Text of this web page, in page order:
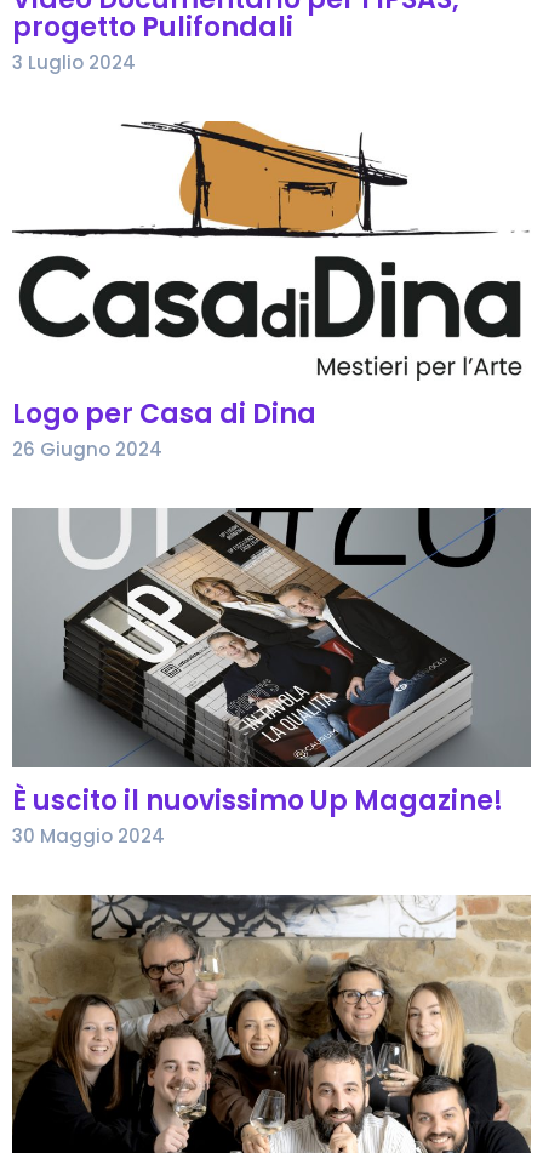
progetto Pulifondali
3 Luglio 2024
Logo per Casa di Dina
26 Giugno 2024
È uscito il nuovissimo Up Magazine!
30 Maggio 2024